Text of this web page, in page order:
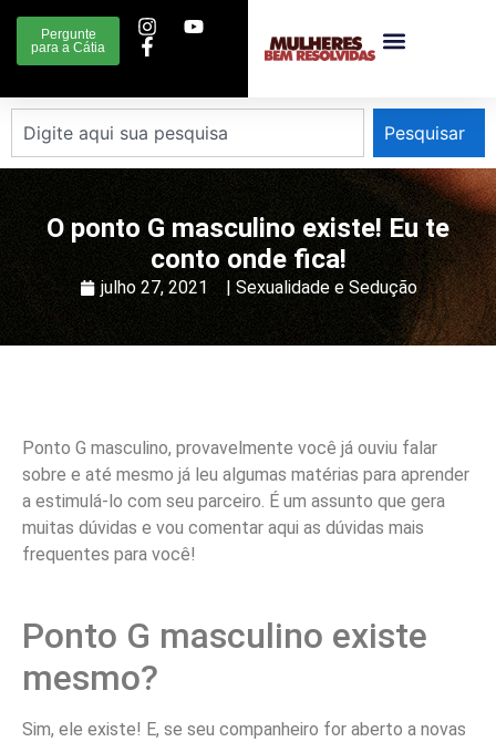
Pergunte
para a Cátia
Pesquisar
O ponto G masculino existe! Eu te
conto onde fica!
julho 27, 2021 | Sexualidade e Sedução
Ponto G masculino, provavelmente você já ouviu falar
sobre e até mesmo já leu algumas matérias para aprender
a estimulá-lo com seu parceiro. É um assunto que gera
muitas dúvidas e vou comentar aqui as dúvidas mais
frequentes para você!
Ponto G masculino existe
mesmo?
Sim, ele existe! E, se seu companheiro for aberto a novas